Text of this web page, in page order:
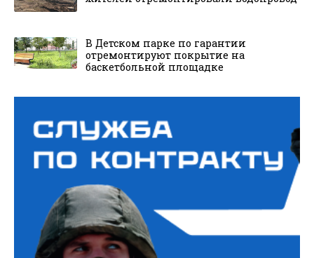
В Детском парке по гарантии
отремонтируют покрытие на
баскетбольной площадке